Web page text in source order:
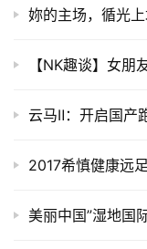
妳的主场，循光
【NK趣谈】女朋
云马Ⅱ：开启国产
2017希慎健康远
美丽中国”湿地国